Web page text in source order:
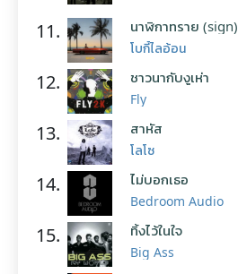
11. นาฬิกาทราย (sign)
โบกี้ไลอ้อน
12. ชาวนากับงูเห่า
Fly
13. สาหัส
โลโซ
14. ไม่บอกเธอ
Bedroom Audio
15. ทิ้งไว้ในใจ
Big Ass